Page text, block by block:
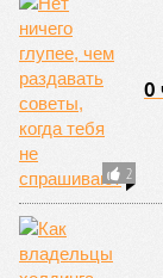
риска запад
а также
Сахары. Леса
достаточно
тысяч людей
Но проблема не
огонь
и кропотливо
Учитывая то, что
ежегодной
год за годом их